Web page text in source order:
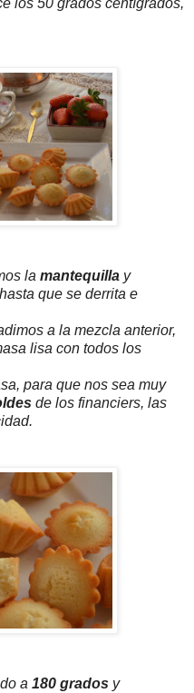
los 50 grados centígrados,
la mantequilla y
que se derrita e
a la mezcla anterior,
lisa con todos los
para que nos sea muy
de los financiers, las
a 180 grados y